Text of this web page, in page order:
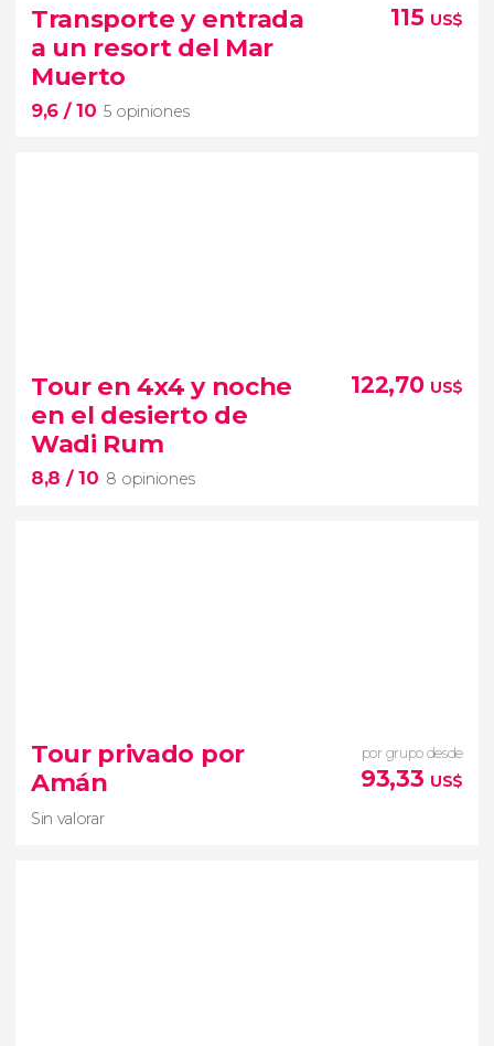
excursiones privadas desde Amán
lugares más impresionantes de
Jordania
Transporte y entrada
a un resort del Mar
Muerto
9,6 / 10 5 opiniones
115 US$
cómo ir desde Amán al Mar Muerto
resort
Tour en 4x4 y noche
en el desierto de
Wadi Rum
8,8 / 10 8 opiniones
122,70 US$
noche en el
desierto de Wadi Rum
tour en 4x4 por
sus dunas y formaciones geológicas
Tour privado por
Amán
Sin valorar
por grupo desde
93,33 US$